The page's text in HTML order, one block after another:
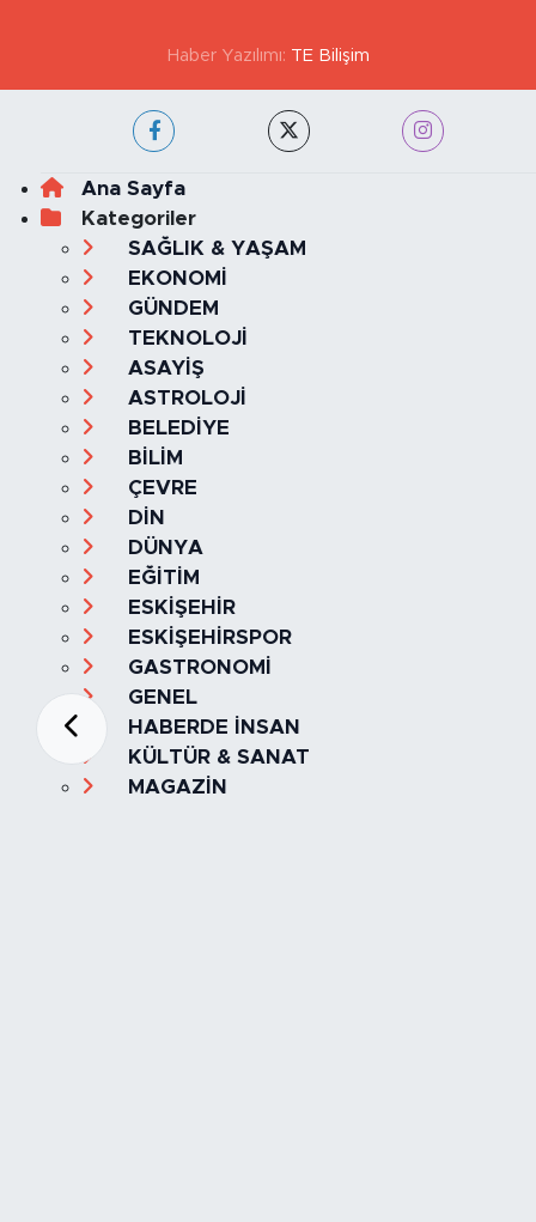
Haber Yazılımı: TE Bilişim
Ana Sayfa
Kategoriler
SAĞLIK & YAŞAM
EKONOMİ
GÜNDEM
TEKNOLOJİ
ASAYİŞ
ASTROLOJİ
BELEDİYE
BİLİM
ÇEVRE
DİN
DÜNYA
EĞİTİM
ESKİŞEHİR
ESKİŞEHİRSPOR
GASTRONOMİ
GENEL
HABERDE İNSAN
KÜLTÜR & SANAT
MAGAZİN